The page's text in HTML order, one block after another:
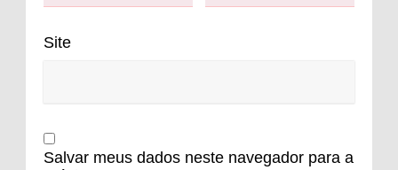
Site
Salvar meus dados neste navegador para a